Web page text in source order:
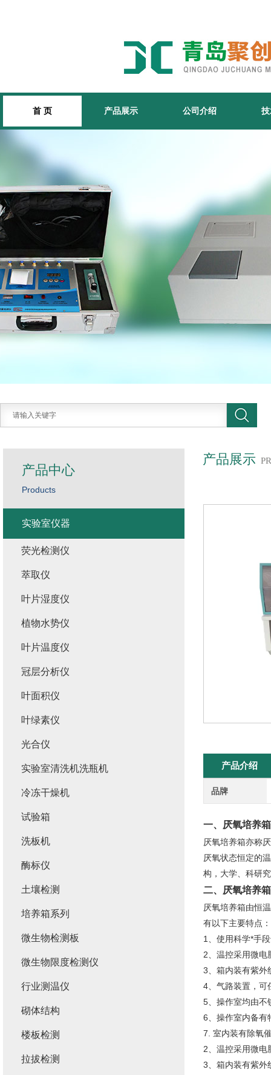
首 页 产品展示 公司介绍
产品展示
产品介绍
品牌
一、 厌氧培养
厌氧培养箱亦称
厌氧状态恒定的
构，大学、科研
二、 厌氧培养
厌氧培养箱由恒
有以下主要特点：
1、使用科学*手
2、温控采用微电
3、箱内装有紫外
4、气路装置，可
5、操作室均由不
6、操作室内备有
7. 室内装有除氧
2、温控采用微电
3、箱内装有紫外
产品中心
Products
实验室仪器
荧光检测仪
萃取仪
叶片湿度仪
植物水势仪
叶片温度仪
冠层分析仪
叶面积仪
叶绿素仪
光合仪
实验室清洗机洗瓶机
冷冻干燥机
试验箱
洗板机
酶标仪
土壤检测
培养箱系列
微生物检测板
微生物限度检测仪
行业测温仪
砌体结构
楼板检测
拉拔检测